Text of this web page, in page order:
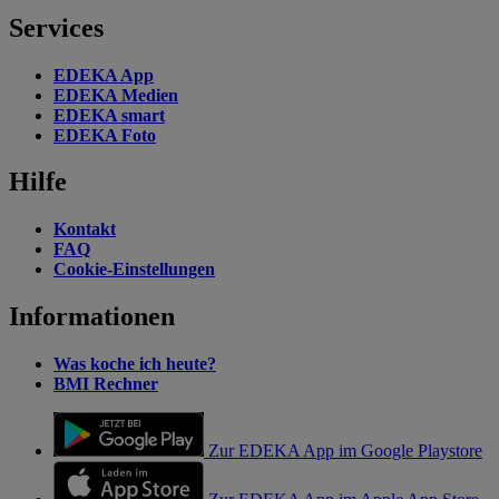
Services
EDEKA App
EDEKA Medien
EDEKA smart
EDEKA Foto
Hilfe
Kontakt
FAQ
Cookie-Einstellungen
Informationen
Was koche ich heute?
BMI Rechner
Zur EDEKA App im Google Playstore